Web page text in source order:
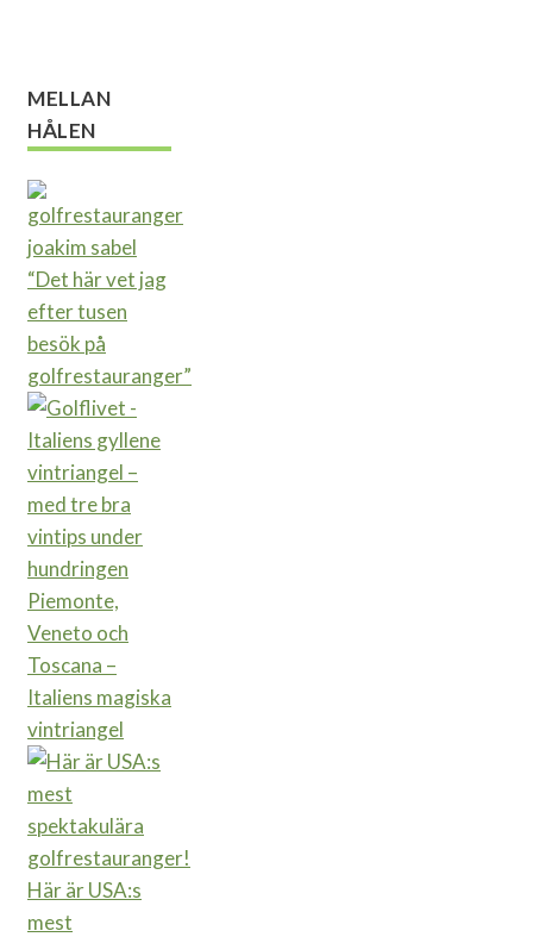
MELLAN
HÅLEN
“Det här vet jag
efter tusen
besök på
golfrestauranger”
Piemonte,
Veneto och
Toscana –
Italiens magiska
vintriangel
Här är USA:s
mest